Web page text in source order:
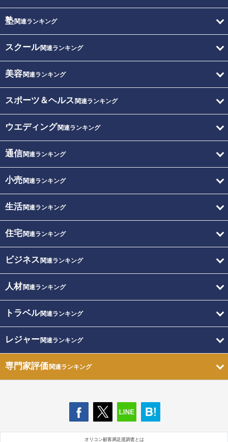
塾関連ランキング
スクール関連ランキング
美容関連ランキング
スポーツ＆ヘルス 関連ランキング
ウエディング関連ランキング
通信関連ランキング
小売関連ランキング
生活関連ランキング
住宅関連ランキング
ビジネス 関連ランキング
人材関連ランキング
トラベル関連ランキング
レジャー関連ランキング
専門家評価関連ランキング
オリコン顧客満足度調査とは